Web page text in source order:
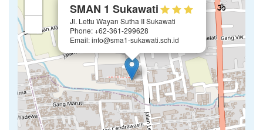
SMAN 1 Sukawati
Jl. Lettu Wayan Sutha II Sukawati
Phone: +62-361-299628
Email: info@sma1-sukawati.sch.id